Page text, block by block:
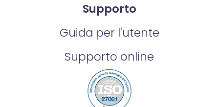
Supporto
Guida per l'utente
Supporto online